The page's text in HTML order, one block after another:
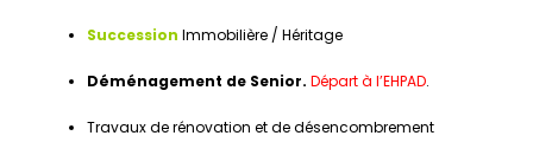
Succession Immobilière / Héritage
Déménagement de Senior. Départ à l’EHPAD.
Travaux de rénovation et de désencombrement